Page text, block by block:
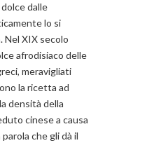
dalle
lo si
Nel XIX secolo
afrodisiaco delle
meravigliati
la ricetta ad
densità della
cinese a causa
che gli dà il